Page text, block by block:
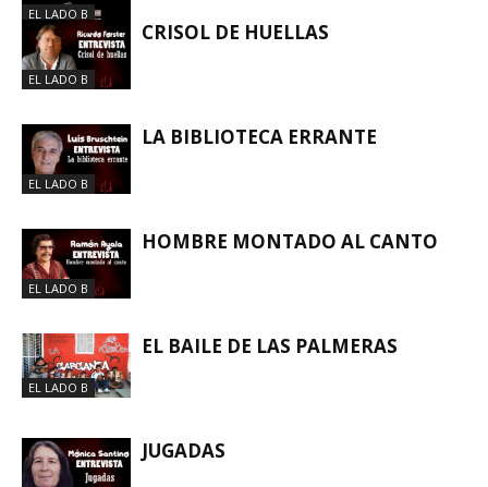
EL LADO B
EL LADO B
CRISOL DE HUELLAS
EL LADO B
LA BIBLIOTECA ERRANTE
EL LADO B
HOMBRE MONTADO AL CANTO
EL LADO B
EL BAILE DE LAS PALMERAS
JUGADAS